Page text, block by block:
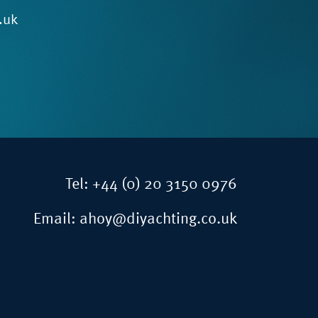
Tel: +44 (0) 20 3150 0976
Email: ahoy@diyachting.co.uk